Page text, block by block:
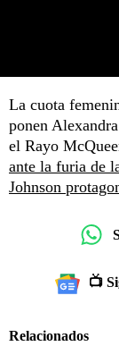
La cuota
ponen
el Rayo
ante la furia de
Johnson
📺
Relacionados